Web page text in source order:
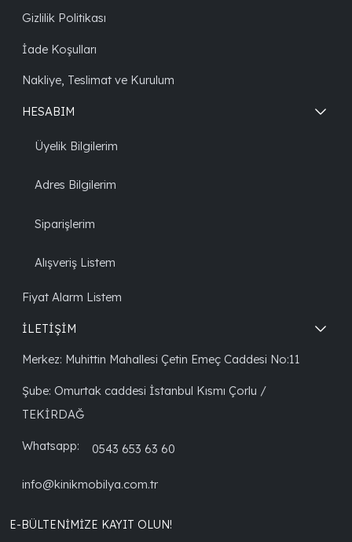
Gizlilik Politikası
İade Koşulları
Nakliye, Teslimat ve Kurulum
HESABIM
Üyelik Bilgilerim
Adres Bilgilerim
Siparişlerim
Alışveriş Listem
Fiyat Alarm Listem
İLETİŞİM
Merkez: Muhittin Mahallesi Çetin Emeç Caddesi No:11
Şube: Omurtak caddesi İstanbul Kısmı Çorlu /
TEKİRDAĞ
Whatsapp: 0543 653 63 60
info@kinikmobilya.com.tr
E-BÜLTENIMIZE KAYIT OLUN!